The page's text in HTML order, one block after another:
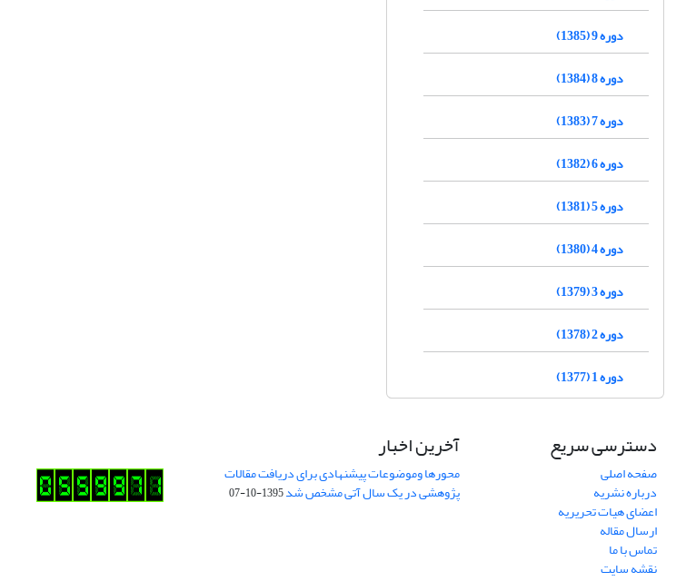
دوره 9 (1385)
دوره 8 (1384)
دوره 7 (1383)
دوره 6 (1382)
دوره 5 (1381)
دوره 4 (1380)
دوره 3 (1379)
دوره 2 (1378)
دوره 1 (1377)
دسترسی سریع
صفحه اصلی
درباره نشریه
اعضای هیات تحریریه
ارسال مقاله
تماس با ما
نقشه سایت
آخرین اخبار
محورها وموضوعات پیشنهادی برای دریافت مقالات
پژوهشی در یک سال آتی مشخص شد1395-10-07